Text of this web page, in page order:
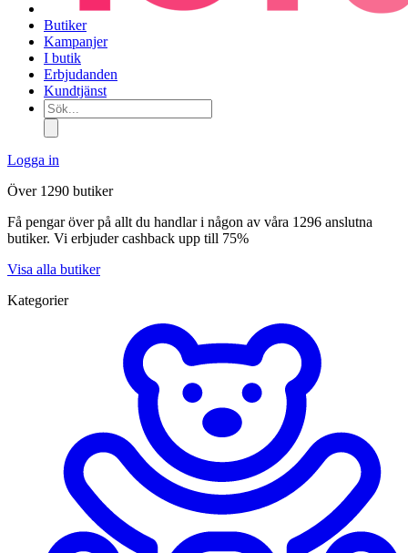
Butiker
Kampanjer
I butik
Erbjudanden
Kundtjänst
Sök...
Logga in
Över 1290 butiker
Få pengar över på allt du handlar i någon av våra 1296 anslutna
butiker. Vi erbjuder cashback upp till 75%
Visa alla butiker
Kategorier